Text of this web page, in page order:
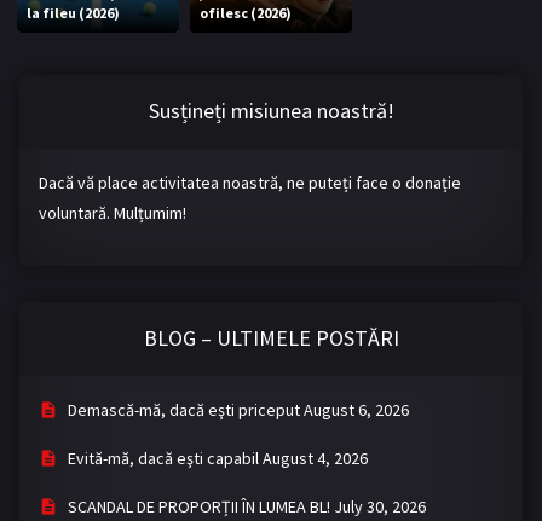
Bromance / BL China BL Vietnam
LGBTQ+ NON-ASIA
BLOG
RECOMANDĂRI PROIECTE
ALĂTURĂ-TE
Înregistrează-te Autentificare
Contul meu Ieși
la fileu (2026)
ofilesc (2026)
Susțineți misiunea noastră!
Dacă vă place activitatea noastră, ne puteți face o donație
voluntară. Mulțumim!
BLOG – ULTIMELE POSTĂRI
Demască-mă, dacă eşti priceputAugust 6, 2026
Evită-mă, dacă eşti capabilAugust 4, 2026
SCANDAL DE PROPORȚII ÎN LUMEA BL! July 30, 2026